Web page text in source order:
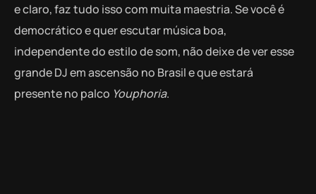
e claro, faz tudo isso com muita maestria. Se você é
democrático e quer escutar música boa,
independente do estilo de som, não deixe de ver esse
grande DJ em ascensão no Brasil e que estará
presente no palco Youphoria.